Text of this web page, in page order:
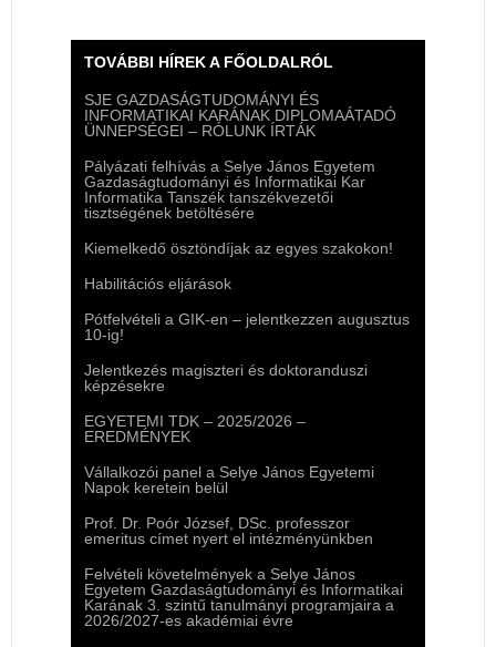
TOVÁBBI HÍREK A FŐOLDALRÓL
SJE GAZDASÁGTUDOMÁNYI ÉS
INFORMATIKAI KARÁNAK DIPLOMAÁTADÓ
ÜNNEPSÉGEI – RÓLUNK ÍRTÁK
Pályázati felhívás a Selye János Egyetem
Gazdaságtudományi és Informatikai Kar
Informatika Tanszék tanszékvezetői
tisztségének betöltésére
Kiemelkedő ösztöndíjak az egyes szakokon!
Habilitációs eljárások
Pótfelvételi a GIK-en – jelentkezzen augusztus
10-ig!
Jelentkezés magiszteri és doktoranduszi
képzésekre
EGYETEMI TDK – 2025/2026 –
EREDMÉNYEK
Vállalkozói panel a Selye János Egyetemi
Napok keretein belül
Prof. Dr. Poór József, DSc. professzor
emeritus címet nyert el intézményünkben
Felvételi követelmények a Selye János
Egyetem Gazdaságtudományi és Informatikai
Karának 3. szintű tanulmányi programjaira a
2026/2027-es akadémiai évre